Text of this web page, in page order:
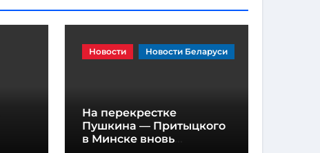
Новости Новости Беларуси
На перекрестке
Пушкина — Притыцкого
в Минске вновь